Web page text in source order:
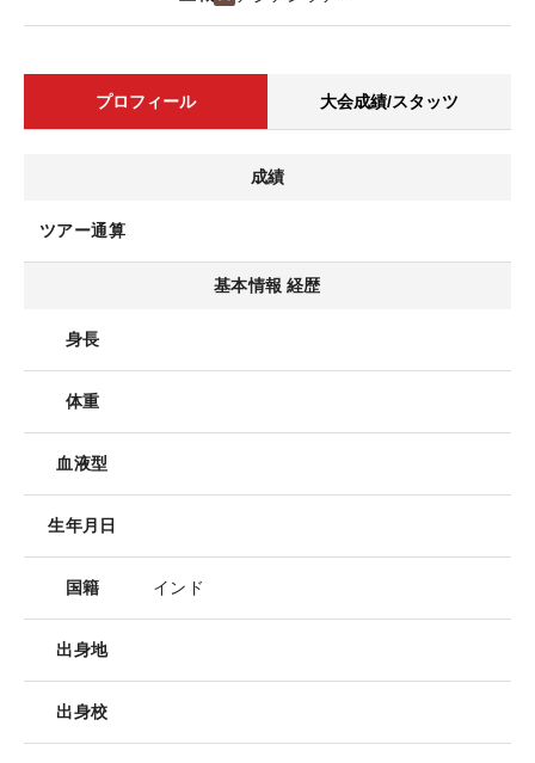
プロフィール 大会成績/スタッツ
成績
ツアー通算
基本情報 経歴
身長
体重
血液型
生年月日
国籍 インド
出身地
出身校